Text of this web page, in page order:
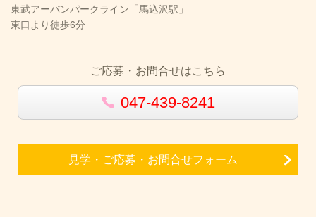
東武アーバンパークライン「馬込沢駅」
東口より徒歩6分
ご応募・お問合せはこちら
047-439-8241
見学・ご応募・お問合せフォーム